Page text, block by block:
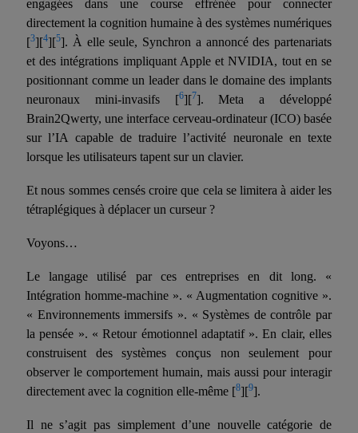
engagées dans une course effrénée pour connecter
directement la cognition humaine à des systèmes numériques
[3][4][5]. À elle seule, Synchron a annoncé des partenariats
et des intégrations impliquant Apple et NVIDIA, tout en se
positionnant comme un leader dans le domaine des implants
neuronaux mini-invasifs [6][7]. Meta a développé
Brain2Qwerty, une interface cerveau-ordinateur (ICO) basée
sur l’IA capable de traduire l’activité neuronale en texte
lorsque les utilisateurs tapent sur un clavier.
Et nous sommes censés croire que cela se limitera à aider les
tétraplégiques à déplacer un curseur ?
Voyons…
Le langage utilisé par ces entreprises en dit long. «
Intégration homme-machine ». « Augmentation cognitive ».
« Environnements immersifs ». « Systèmes de contrôle par
la pensée ». « Retour émotionnel adaptatif ». En clair, elles
construisent des systèmes conçus non seulement pour
observer le comportement humain, mais aussi pour interagir
directement avec la cognition elle-même [8][9].
Il ne s’agit pas simplement d’une nouvelle catégorie de